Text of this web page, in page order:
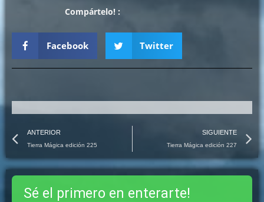
Compártelo! :
Facebook Twitter
Prev
ANTERIOR
Tierra Mágica edición 225
SIGUIENTE
Tierra Mágica edición 227
Sé el primero en enterarte!